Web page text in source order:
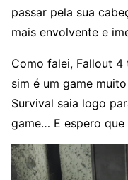
passar pela sua
mais envolvente e
Como falei, Fallout
sim é um game
Survival saia logo
game… E espero